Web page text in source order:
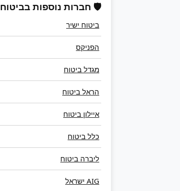
🛡️ חברות נוספות בביטוח
ביטוח ישיר
הפניקס
מגדל ביטוח
הראל ביטוח
איילון ביטוח
כלל ביטוח
ליברה ביטוח
AIG ישראל